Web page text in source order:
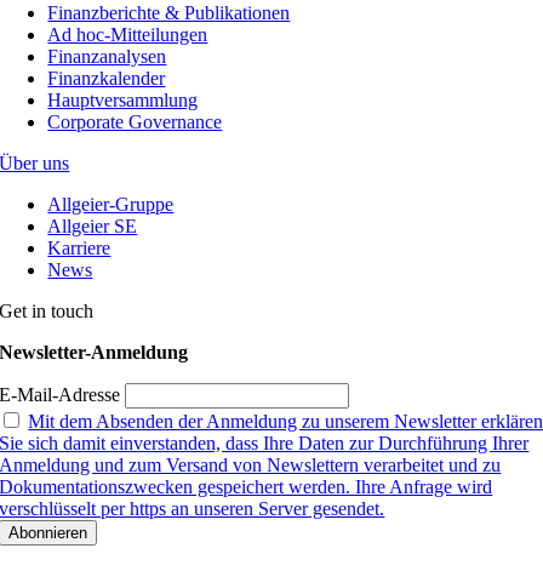
Finanzberichte & Publikationen
Ad hoc-Mitteilungen
Finanzanalysen
Finanzkalender
Hauptversammlung
Corporate Governance
Über uns
Allgeier-Gruppe
Allgeier SE
Karriere
News
Get in touch
Newsletter-Anmeldung
E-Mail-Adresse
Mit dem Absenden der Anmeldung zu unserem Newsletter erklären
Sie sich damit einverstanden, dass Ihre Daten zur Durchführung Ihrer
Anmeldung und zum Versand von Newslettern verarbeitet und zu
Dokumentationszwecken gespeichert werden. Ihre Anfrage wird
verschlüsselt per https an unseren Server gesendet.